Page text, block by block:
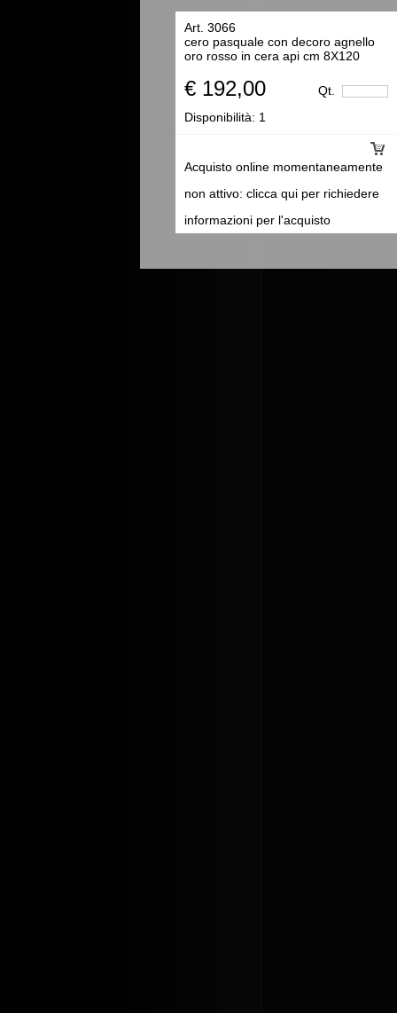
Art. 3066
cero pasquale con decoro agnello
oro rosso in cera api cm 8X120
€ 192,00 Qt.
Acquisto online momentaneamente
non attivo: clicca qui per richiedere
informazioni per l'acquisto
Disponibilità: 1